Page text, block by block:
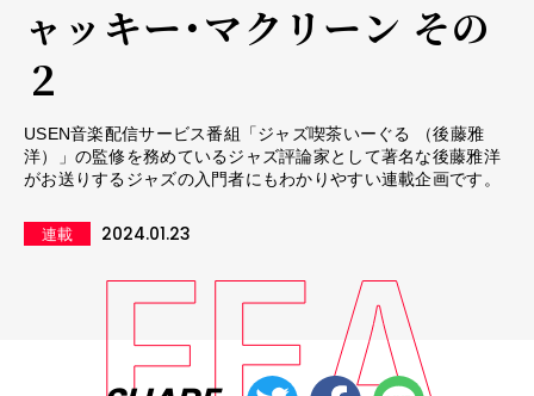
ャッキー・マクリーン その
２
USEN音楽配信サービス番組「ジャズ喫茶いーぐる （後藤雅
洋）」の監修を務めているジャズ評論家として著名な後藤雅洋
がお送りするジャズの入門者にもわかりやすい連載企画です。
連載 2024.01.23